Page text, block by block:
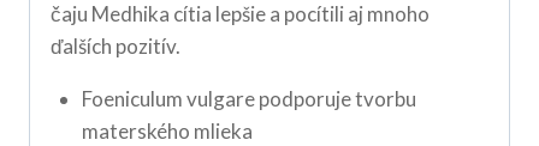
čaju Medhika cítia lepšie a pocítili aj mnoho
ďalších pozitív.
Foeniculum vulgare podporuje tvorbu
materského mlieka